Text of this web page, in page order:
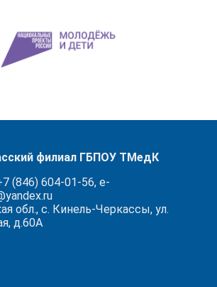
филиал ГБПОУ ТМедК
(846) 604-01-56, e-
обл., с. Кинель-Черкассы, ул.
д.60А